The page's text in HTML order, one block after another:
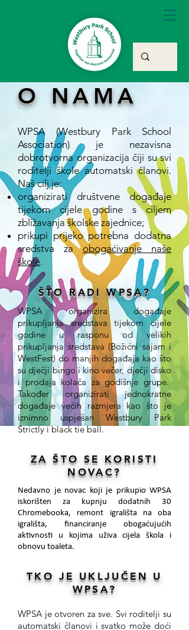
O NAMA
WPSA (Westbury Park School
Association) je nezavisna
dobrotvorna organizacija čiji su svi
roditelji škole automatski članovi.
Naš cilj je:
organizirati društvene događaje
tijekom cijele godine s ciljem
zbližavanja školske zajednice;
prikupi prijeko potrebna dodatna
sredstva za obogaćivanje naše
škole.
ŠTO RADI WPSA?
WPSA organizira događaje
prikupljanja sredstava tijekom cijele
godine u rasponu od velikih
prikupljanja sredstava (Božićni sajam i
WestFest) do manjih događaja kao što
su dječji bingo i kino večer, dječji disko
i prodaja kolača za godišnje grupe.
Također organizirati jednokratne
događaje većih razmjera kao što je
iznimno uspješan Westbury Park
Strictly i black tie ball.
ZA ŠTO SE KORISTI
NOVAC?
Nedavno je novac koji je prikupio WPSA
iskorišten za kupnju dodatnih 30
Chromebooka, remont igrališta na oba
igrališta, financiranje obogaćujućih
aktivnosti u kojima uživa cijela škola i
obnovu toaleta.
TKO JE UKLJUČEN U
WPSA?
WPSA je otvoren za sve. Svi roditelji su
automatski članovi i svatko može doći